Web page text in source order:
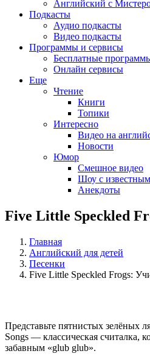
Английский с
Подкасты
Аудио подкасты
Видео подкасты
Программы и сервисы
Бесплатные
Онлайн сервисы
Еще
Чтение
Книги
Топики
Интересно
Видео на
Новости
Юмор
Смешное видео
Шоу с
Анекдоты
Five Little Speckled
Главная
Английский для детей
Песенки
Five Little Speckled Frogs:
Представьте пятнистых зелёных
Songs — классическая
забавным «glub glub».